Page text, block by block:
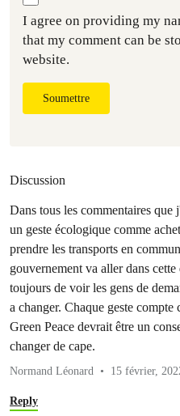
I agree on providing my
that my comment can be
website.
Soumettre
Discussion
Dans tous les commentaires
un geste écologique comme
prendre les transports en
gouvernement va aller dans
toujours de voir les gens de
a changer. Chaque geste compte
Green Peace devrait être un
changer de cape.
Normand Léonard 15 février,
Reply